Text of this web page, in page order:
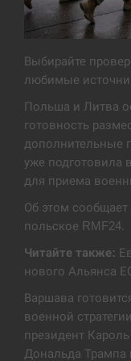
14:53
Экс-послу в
подозрение
СЕРПЕНЬ
У Росії
Reuters
СЕРПЕНЬ
14:23
Поставки
хотя у
СЕРПЕНЬ
14:10
У Румунії
СЕРПЕНЬ
Выбирайте
любимые
Польша и Литва
готовность
дополнительные
уже подготовила
для приема
Об этом
польское RMF24.
Читайте также:
нового Альянса
Варшава
военной
президент
Дональда Трампа